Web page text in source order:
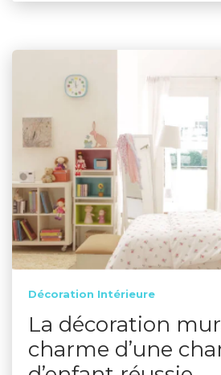
Décoration Intérieure
La décoration
charme d’une